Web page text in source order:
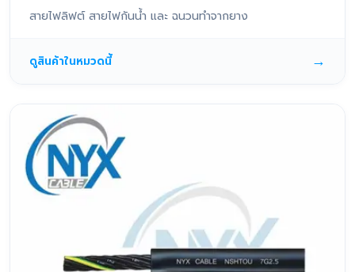
สายไฟลิฟต์ สายไฟกันน้ำ และ ฉนวนทำจากยาง
ดูสินค้าในหมวดนี้ →